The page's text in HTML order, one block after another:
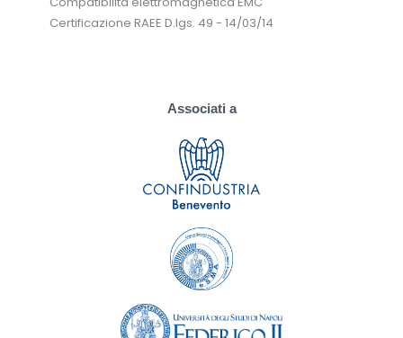
Certificazione RAEE D.lgs. 49 - 14/03/14
Associati a